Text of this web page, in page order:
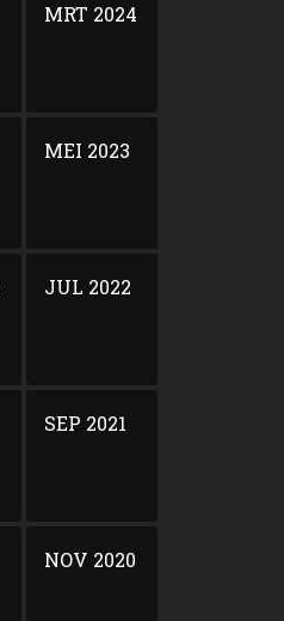
MRT 2024
MEI 2023
JUL 2022
SEP 2021
NOV 2020